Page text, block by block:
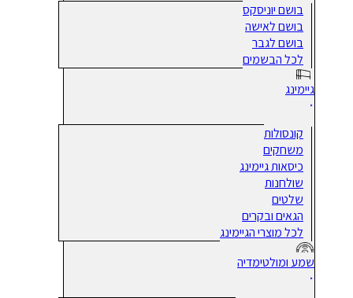
בושם יוניסקס
בושם לאישה
בושם לגבר
לכל הבשמים
גיימינג
קונסולות
משחקים
כיסאות גיימינג
שולחנות
שלטים
הגאים ובקרים
לכל מוצרי הגיימינג
שמע ומולטימדיה